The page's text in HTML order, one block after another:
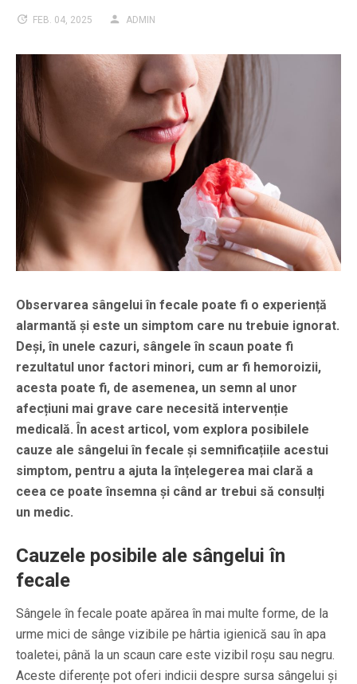
FEB. 04, 2025 ADMIN
Observarea sângelui în fecale poate fi o experiență
alarmantă și este un simptom care nu trebuie ignorat.
Deși, în unele cazuri, sângele în scaun poate fi
rezultatul unor factori minori, cum ar fi hemoroizii,
acesta poate fi, de asemenea, un semn al unor
afecțiuni mai grave care necesită intervenție
medicală. În acest articol, vom explora posibilele
cauze ale sângelui în fecale și semnificațiile acestui
simptom, pentru a ajuta la înțelegerea mai clară a
ceea ce poate însemna și când ar trebui să consulți
un medic.
Cauzele posibile ale sângelui în
fecale
Sângele în fecale poate apărea în mai multe forme, de la
urme mici de sânge vizibile pe hârtia igienică sau în apa
toaletei, până la un scaun care este vizibil roșu sau negru.
Aceste diferențe pot oferi indicii despre sursa sângelui și